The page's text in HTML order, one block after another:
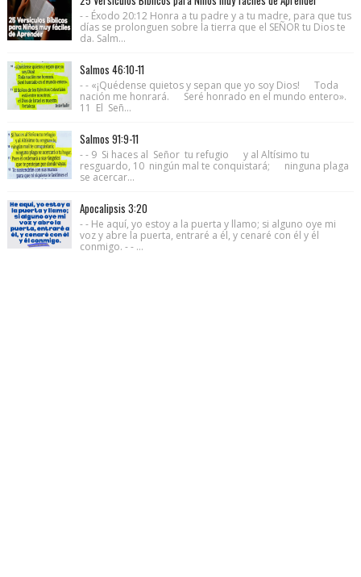
- - Éxodo 20:12 Honra a tu padre y a tu madre, para que tus
días se prolonguen sobre la tierra que el SEÑOR tu Dios te
da. Salm...
Salmos 46:10-11
- - «¡Quédense quietos y sepan que yo soy Dios! Toda
nación me honrará. Seré honrado en el mundo entero».
11 El Señ...
Salmos 91:9-11
- - 9 Si haces al Señor tu refugio y al Altísimo tu
resguardo, 10 ningún mal te conquistará; ninguna plaga
se acercar...
Apocalipsis 3:20
- - He aquí, yo estoy a la puerta y llamo; si alguno oye mi
voz y abre la puerta, entraré a él, y cenaré con él y él
conmigo. - - ...